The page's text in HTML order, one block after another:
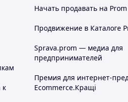
к
Начать продавать на Prom
Продвижение в Каталоге
Sprava.prom — медиа для
предпринимателей
Премия для интернет-
Ecommerce.Кращі